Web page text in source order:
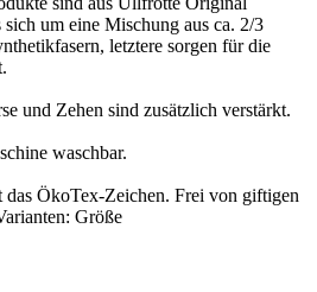
um eine Mischung aus ca. 2/3
letztere sorgen für die
und Zehen sind zusätzlich verstärkt.
waschbar.
ÖkoTex-Zeichen. Frei von giftigen
Größe